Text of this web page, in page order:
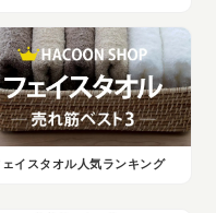
ェイスタオル人気ランキング